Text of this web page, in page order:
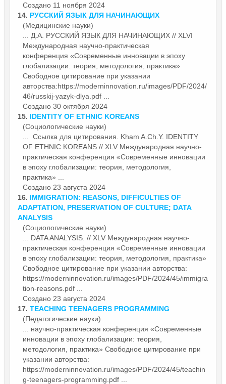
Создано 11 ноября 2024
14. РУССКИЙ ЯЗЫК ДЛЯ НАЧИНАЮЩИХ
(Медицинские науки)
... Д.А. РУССКИЙ ЯЗЫК ДЛЯ НАЧИНАЮЩИХ // XLVI
Международная научно-практическая
конференция «Современные инновации в эпоху
глобализации: теория, методология, практика»
Свободное цитирование при указании
авторства:https://moderninnovation.ru/images/PDF/2024/
46/russkij-yazyk-dlya.pdf ...
Создано 30 октября 2024
15. IDENTITY OF ETHNIC KOREANS
(Социологические науки)
... Ссылка для цитирования. Kham A.Ch.Y. IDENTITY
OF ETHNIC KOREANS // XLV Международная научно-
практическая конференция «Современные инновации
в эпоху глобализации: теория, методология,
практика» ...
Создано 23 августа 2024
16. IMMIGRATION: REASONS, DIFFICULTIES OF
ADAPTATION, PRESERVATION OF CULTURE; DATA
ANALYSIS
(Социологические науки)
... DATA ANALYSIS. // XLV Международная научно-
практическая конференция «Современные инновации
в эпоху глобализации: теория, методология, практика»
Свободное цитирование при указании авторства:
https://moderninnovation.ru/images/PDF/2024/45/immigra
tion-reasons.pdf ...
Создано 23 августа 2024
17. TEACHING TEENAGERS PROGRAMMING
(Педагогические науки)
... научно-практическая конференция «Современные
инновации в эпоху глобализации: теория,
методология, практика» Свободное цитирование при
указании авторства:
https://moderninnovation.ru/images/PDF/2024/45/teachin
g-teenagers-programming.pdf ...